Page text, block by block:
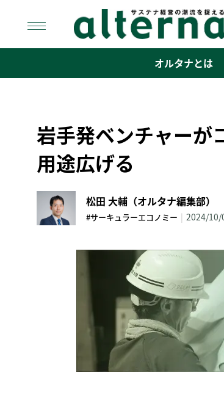
content
オルタナとは
岩手発ベンチャーが
用途広げる
松田 大輔（オルタナ編集部）
#サーキュラーエコノミー | 2024/10/